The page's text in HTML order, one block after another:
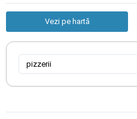
Vezi pe hartă
pizzerii